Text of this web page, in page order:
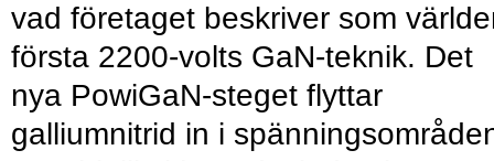
vad företaget beskriver som
första 2200-volts GaN-teknik. Det
nya PowiGaN-steget flyttar
galliumnitrid in i